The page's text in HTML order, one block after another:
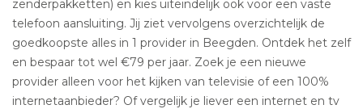
zenderpakketten) en kies uiteindelijk ook voor een vaste
telefoon aansluiting. Jij ziet vervolgens overzichtelijk de
goedkoopste alles in 1 provider in Beegden. Ontdek het zelf
en bespaar tot wel €79 per jaar. Zoek je een nieuwe
provider alleen voor het kijken van televisie of een 100%
internetaanbieder? Of vergelijk je liever een internet en tv